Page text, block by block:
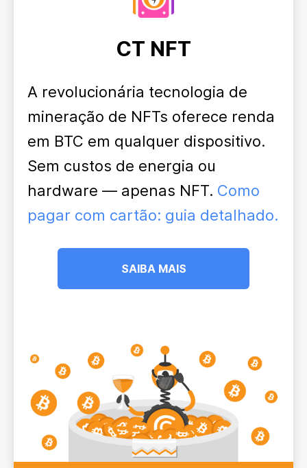
CT NFT
A revolucionária tecnologia de
mineração de NFTs oferece renda
em BTC em qualquer dispositivo.
Sem custos de energia ou
hardware — apenas NFT. Como
pagar com cartão: guia detalhado.
SAIBA MAIS